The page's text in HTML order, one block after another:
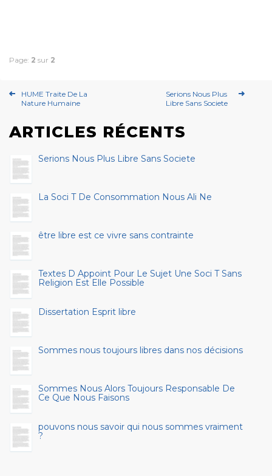
Page: 2 sur 2
HUME Traite De La
Nature Humaine
Serions Nous Plus
Libre Sans Societe
ARTICLES RÉCENTS
Serions Nous Plus Libre Sans Societe
La Soci T De Consommation Nous Ali Ne
être libre est ce vivre sans contrainte
Textes D Appoint Pour Le Sujet Une Soci T Sans
Religion Est Elle Possible
Dissertation Esprit libre
Sommes nous toujours libres dans nos décisions
Sommes Nous Alors Toujours Responsable De
Ce Que Nous Faisons
pouvons nous savoir qui nous sommes vraiment
?